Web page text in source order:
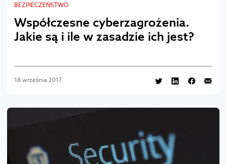
BEZPIECZEŃSTWO
Współczesne cyberzagrożenia.
Jakie są i ile w zasadzie ich jest?
18 września 2017